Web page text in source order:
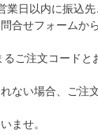
業日以内に振込
合せフォームか
ご注文コードと
ない場合、ご注
ませ。